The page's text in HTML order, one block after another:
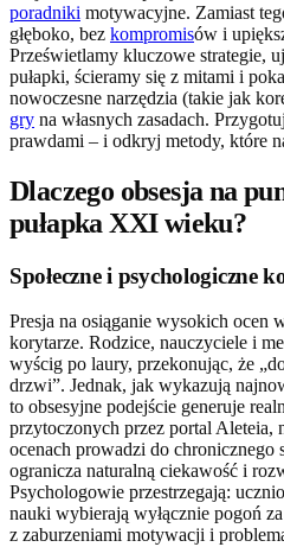
poradniki motywacyjne. Zamiast
głęboko, bez kompromisów i
Prześwietlamy kluczowe strategie,
pułapki, ścieramy się z mitami i
nowoczesne narzędzia (takie jak
gry na własnych zasadach.
prawdami – i odkryj metody, które
Dlaczego obsesja na
pułapka XXI wieku?
Społeczne i psychologiczne
Presja na osiąganie wysokich ocen
korytarze. Rodzice, nauczyciele i
wyścig po laury, przekonując, że
drzwi”. Jednak, jak wykazują
to obsesyjne podejście generuje
przytoczonych przez portal Aleteia,
ocenach prowadzi do chronicznego
ogranicza naturalną ciekawość i
Psychologowie przestrzegają:
nauki wybierają wyłącznie pogoń
z zaburzeniami motywacji i